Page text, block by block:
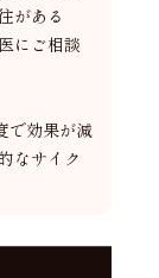
がある
にご相談
で効果が減
なサイク